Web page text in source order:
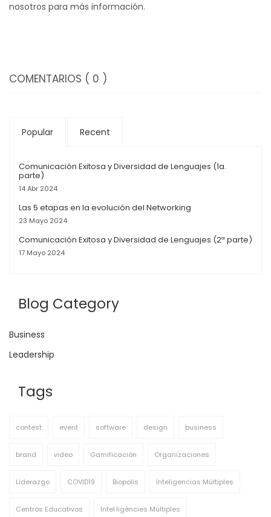
nosotros para más información.
COMENTARIOS ( 0 )
Popular Recent
Comunicación Exitosa y Diversidad de Lenguajes (1a.
parte)
14 Abr 2024
Las 5 etapas en la evolución del Networking
23 Mayo 2024
Comunicación Exitosa y Diversidad de Lenguajes (2ª parte)
17 Mayo 2024
Blog Category
Business
Leadership
Tags
contest event software design business
brand video Gamificación Organizaciones
Liderazgo COVID19 Biopolis Inteligencias Múltiples
Centros Educativos Intel·ligències Múltiples